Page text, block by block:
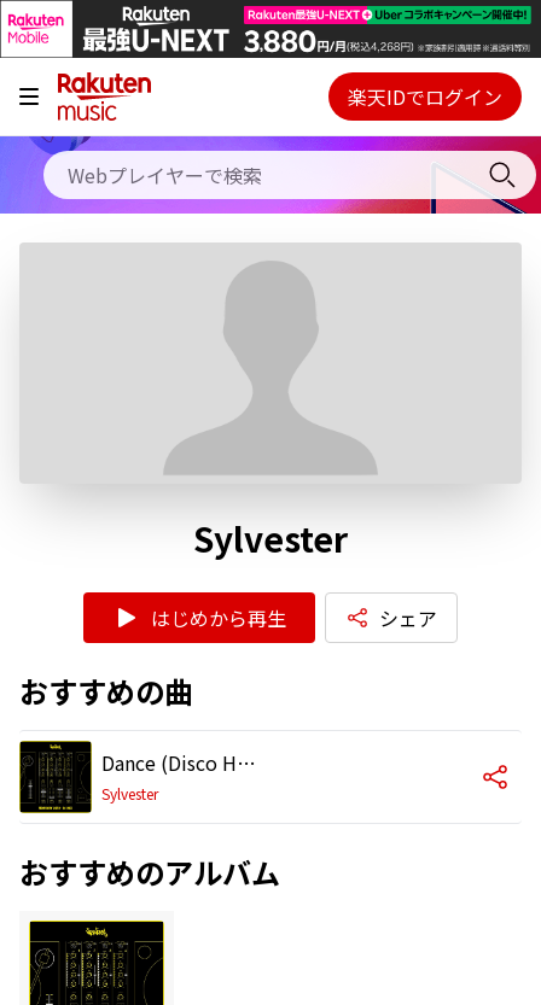
キャンペーン
料金プラン
使い方
Webプレイヤー
ご契約内容の確認・変更
楽天IDでログイン
Sylvester
はじめから再生 シェア
おすすめの曲
Dance (Disco Heat) [Louie Vega Re-Touch Main Mix]
Sylvester
おすすめのアルバム